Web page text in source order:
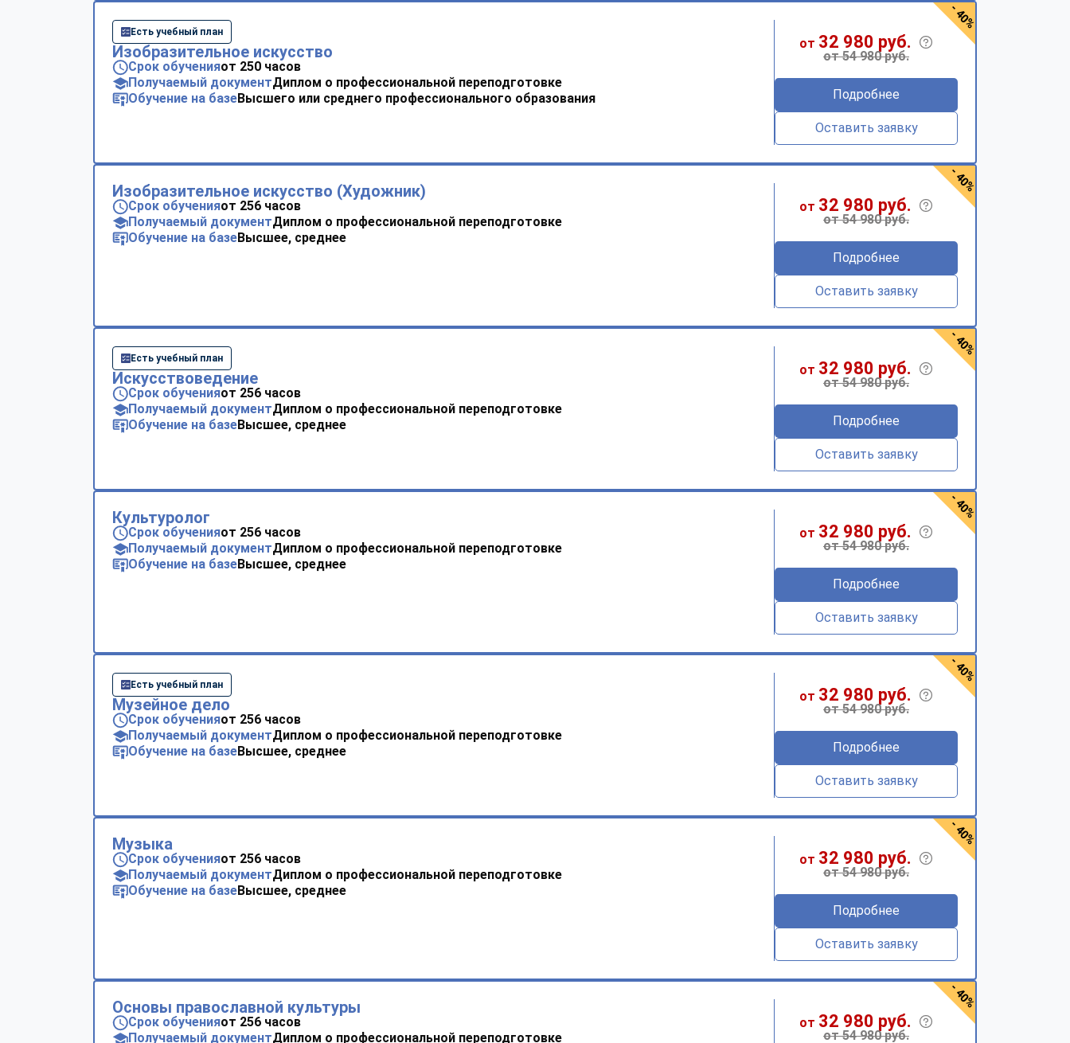
Есть учебный план
Изобразительное искусство
Срок обученияот 250 часов
Получаемый документДиплом о профессиональной переподготовке
Обучение на базеВысшего или среднего профессионального образования
от 32 980 руб.
от 54 980 руб.
Подробнее
Оставить заявку
- 40%
Изобразительное искусство (Художник)
Срок обученияот 256 часов
Получаемый документДиплом о профессиональной переподготовке
Обучение на базеВысшее, среднее
от 32 980 руб.
от 54 980 руб.
Подробнее
Оставить заявку
- 40%
Есть учебный план
Искусствоведение
Срок обученияот 256 часов
Получаемый документДиплом о профессиональной переподготовке
Обучение на базеВысшее, среднее
от 32 980 руб.
от 54 980 руб.
Подробнее
Оставить заявку
- 40%
Культуролог
Срок обученияот 256 часов
Получаемый документДиплом о профессиональной переподготовке
Обучение на базеВысшее, среднее
от 32 980 руб.
от 54 980 руб.
Подробнее
Оставить заявку
- 40%
Есть учебный план
Музейное дело
Срок обученияот 256 часов
Получаемый документДиплом о профессиональной переподготовке
Обучение на базеВысшее, среднее
от 32 980 руб.
от 54 980 руб.
Подробнее
Оставить заявку
- 40%
Музыка
Срок обученияот 256 часов
Получаемый документДиплом о профессиональной переподготовке
Обучение на базеВысшее, среднее
от 32 980 руб.
от 54 980 руб.
Подробнее
Оставить заявку
- 40%
Основы православной культуры
Срок обученияот 256 часов
Получаемый документДиплом о профессиональной переподготовке
от 32 980 руб.
от 54 980 руб.
- 40%